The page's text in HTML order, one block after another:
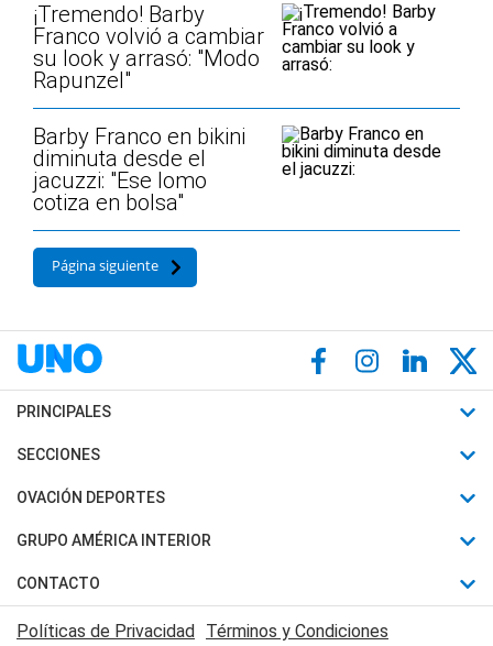
¡Tremendo! Barby
Franco volvió a cambiar
su look y arrasó: "Modo
Rapunzel"
Barby Franco en bikini
diminuta desde el
jacuzzi: "Ese lomo
cotiza en bolsa"
Página siguiente
PRINCIPALES
Últimas Noticias
Política
Judiciales
Economia
SECCIONES
Horóscopo
Motores
Trucos caseros
Series y Películas
OVACIÓN DEPORTES
Fútbol
Mundial
Automovilismo
GRUPO AMÉRICA INTERIOR
Canal 7 en Vivo
CONTACTO
Acerca de Nosotros
Políticas de Privacidad Términos y Condiciones